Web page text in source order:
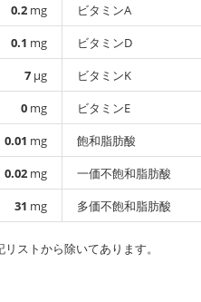
0.2 mg
0.1 mg
7 µg
0 mg
0.01 mg
0.02 mg
31 mg
ビタミンA
ビタミンD
ビタミンK
ビタミンE
飽和脂肪酸
一価不飽和脂肪酸
多価不飽和脂肪酸
ストから除いてあります。